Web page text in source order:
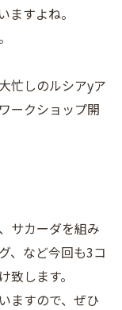
すよね。
忙しのルシアyア
ークショップ開
サカーダを組み
、など今回も3コ
します。
ますので、ぜひ